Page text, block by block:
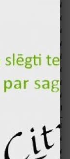
201 kcal
83 kcal
64 kcal
17 kcal
75 gr
12 kcal
30 gr
7 kcal
10 gr
5 kcal
0 kcal
389 kcal
48 kcal
15 gr
58 kcal
283 kcal